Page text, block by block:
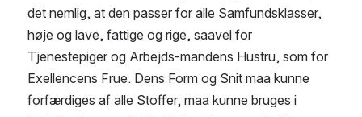
det nemlig, at den passer for alle Samfundsklasser,
høje og lave, fattige og rige, saavel for
Tjenestepiger og Arbejds-mandens Hustru, som for
Exellencens Frue. Dens Form og Snit maa kunne
forfærdiges af alle Stoffer, maa kunne bruges i